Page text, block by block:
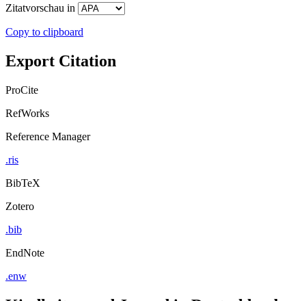
Zitatvorschau in
Copy to clipboard
Export Citation
ProCite
RefWorks
Reference Manager
.ris
BibTeX
Zotero
.bib
EndNote
.enw